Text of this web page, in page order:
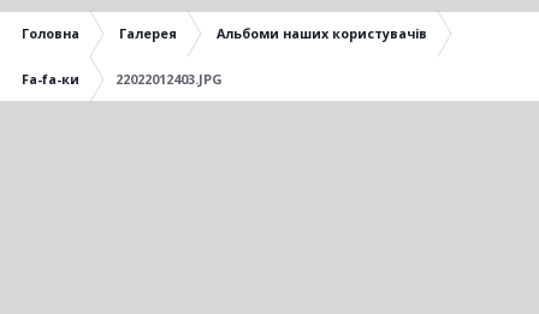
Головна Галерея Альбоми наших користувачів
Fa-fa-ки 22022012403.JPG